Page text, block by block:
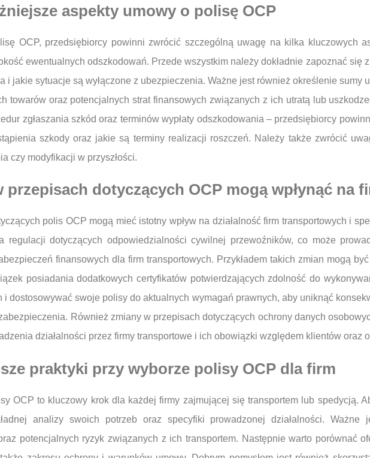
aspekty umowy o polisę OCP
OCP, przedsiębiorcy powinni zwrócić szczególną uwagę na kilka kluczowych
ewentualnych odszkodowań. Przede wszystkim należy dokładnie zapoznać się
i jakie sytuacje są wyłączone z ubezpieczenia. Ważne jest również określenie sumy
towarów oraz potencjalnych strat finansowych związanych z ich utratą lub
zgłaszania szkód oraz terminów wypłaty odszkodowania – przedsiębiorcy
szkody oraz jakie są terminy realizacji roszczeń. Należy także zwrócić
czy modyfikacji w przyszłości.
przepisach dotyczących OCP mogą wpłynąć na
polis OCP mogą mieć istotny wpływ na działalność firm transportowych i
regulacji dotyczących odpowiedzialności cywilnej przewoźników, co może
finansowych dla firm transportowych. Przykładem takich zmian mogą
posiadania dodatkowych certyfikatów potwierdzających zdolność do
i dostosowywać swoje polisy do aktualnych wymagań prawnych, aby uniknąć
Również zmiany w przepisach dotyczących ochrony danych
działalności przez firmy transportowe i ich obowiązki względem klientów oraz
praktyki przy wyborze polisy OCP dla firm
OCP to kluczowy krok dla każdej firmy zajmującej się transportem lub spedycją.
analizy swoich potrzeb oraz specyfiki prowadzonej działalności. Ważne
potencjalnych ryzyk związanych z ich transportem. Następnie warto porównać